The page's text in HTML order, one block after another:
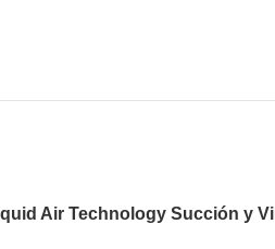
Air Technology Succión y